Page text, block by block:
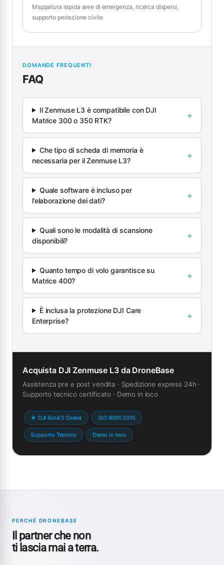
Mappatura rapida aree di emergenza, ricerca dispersi,
supporto protezione civile
DOMANDE FREQUENTI
FAQ
Il Zenmuse L3 è compatibile con DJI
Matrice 300 o 350 RTK?
Che tipo di scheda di memoria è
necessaria per il Zenmuse L3?
Quale software è incluso per
l’elaborazione dei dati?
Quali sono le modalità di scansione
disponibili?
Quanto tempo di volo garantisce su
Matrice 400?
È inclusa la protezione DJI Care
Enterprise?
Acquista DJI Zenmuse L3 da DroneBase
Assistenza pre e post vendita · Spedizione express 24h ·
Supporto tecnico certificato · Demo in loco
★ DJI Gold 5 Dealer ISO 9001:2015
Supporto Tecnico Demo in loco
PERCHÉ DRONEBASE
Il partner che non
ti lascia mai a terra.